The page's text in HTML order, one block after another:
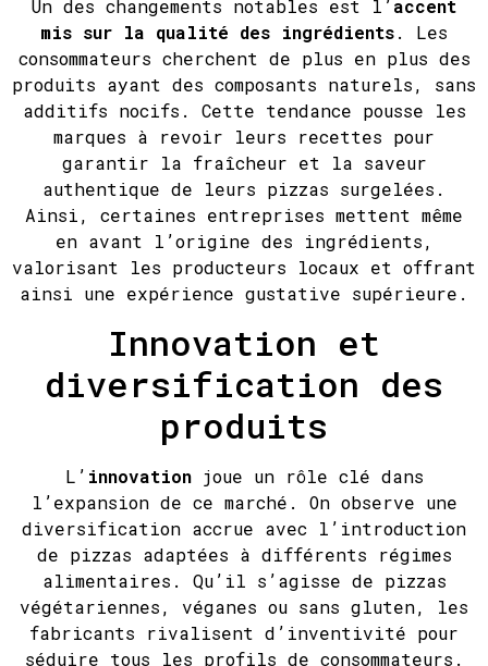
Un des changements notables est l’accent
mis sur la qualité des ingrédients. Les
consommateurs cherchent de plus en plus des
produits ayant des composants naturels, sans
additifs nocifs. Cette tendance pousse les
marques à revoir leurs recettes pour
garantir la fraîcheur et la saveur
authentique de leurs pizzas surgelées.
Ainsi, certaines entreprises mettent même
en avant l’origine des ingrédients,
valorisant les producteurs locaux et offrant
ainsi une expérience gustative supérieure.
Innovation et
diversification des
produits
L’ innovationjoue un rôle clé dans
l’expansion de ce marché. On observe une
diversification accrue avec l’introduction
de pizzas adaptées à différents régimes
alimentaires. Qu’il s’agisse de pizzas
végétariennes, véganes ou sans gluten, les
fabricants rivalisent d’inventivité pour
séduire tous les profils de consommateurs.